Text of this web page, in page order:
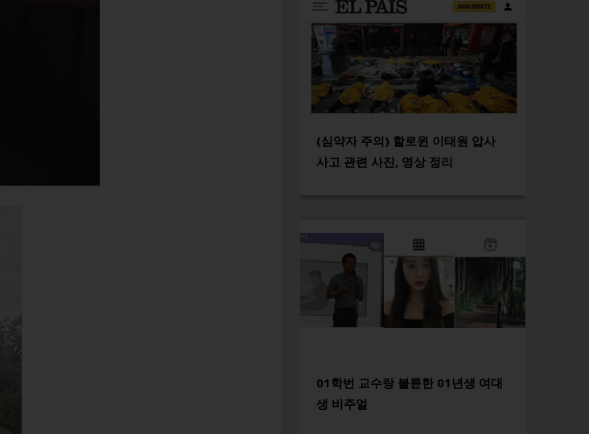
(심약자 주의) 할로윈 이태원 압사
사고 관련 사진, 영상 정리
01학번 교수랑 불륜한 01년생 여대
생 비주얼